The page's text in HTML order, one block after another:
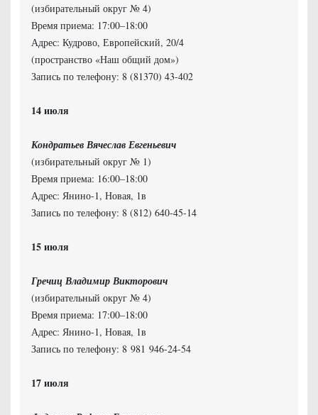
(избирательный округ № 4)
Время приема: 17:00–18:00
Адрес: Кудрово, Европейский, 20/4
(пространство «Наш общий дом»)
Запись по телефону: 8 (81370) 43-402
Кондратьев Вячеслав Евгеньевич
(избирательный округ № 1)
Время приема: 16:00–18:00
Адрес: Янино-1, Новая, 1в
Запись по телефону: 8 (812) 640-45-14
Гречиц Владимир Викторович
(избирательный округ № 4)
Время приема: 17:00–18:00
Адрес: Янино-1, Новая, 1в
Запись по телефону: 8 981 946-24-54